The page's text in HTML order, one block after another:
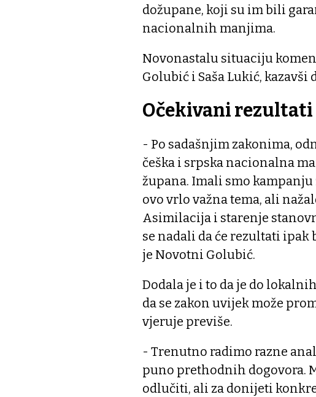
dožupane, koji su im bili
nacionalnih manjima.
Novonastalu situaciju
Golubić i Saša Lukić,
Očekivani rezultati
- Po sadašnjim zakonima,
češka i srpska nacionalna
župana. Imali smo kampanju
ovo vrlo važna tema, ali
Asimilacija i starenje
se nadali da će rezultati
je Novotni Golubić.
Dodala je i to da je do
da se zakon uvijek može
vjeruje previše.
- Trenutno radimo razne
puno prethodnih dogovora.
odlučiti, ali za donijeti